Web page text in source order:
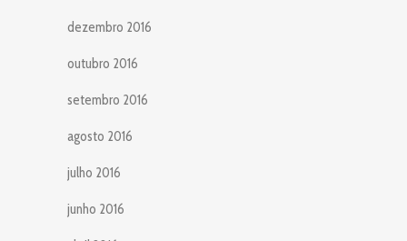
dezembro 2016
outubro 2016
setembro 2016
agosto 2016
julho 2016
junho 2016